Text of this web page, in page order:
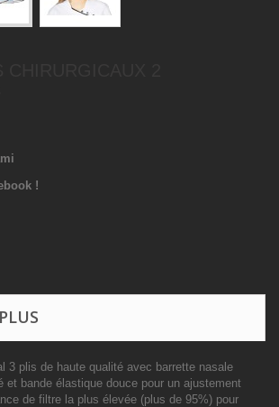
!
3 plis de haute qualité avec barrette nasale
et bande élastique douce pour un ajustement
de filtre la plus élevée (plus de 95%) pour